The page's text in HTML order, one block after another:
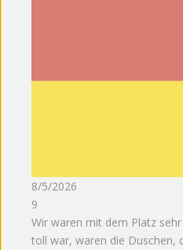
8/5/2026
9
Wir waren mit dem Platz
toll war, waren die Duschen,